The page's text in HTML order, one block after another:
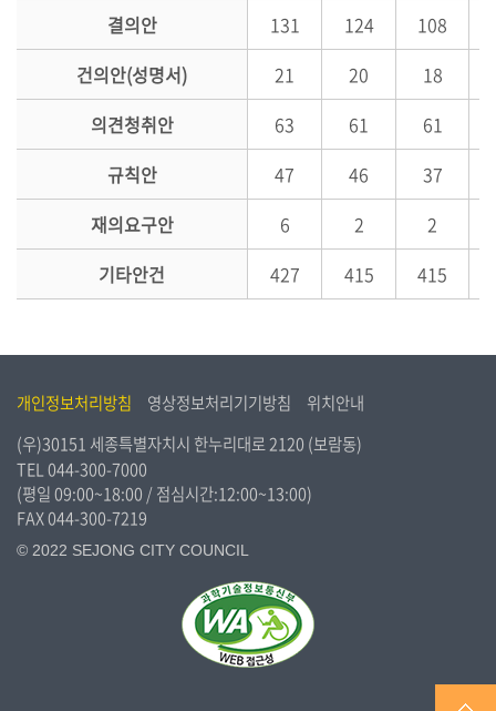
결의안
131 124 108
건의안(성명서)
21 20
18
의견청취안
63 61
61
규칙안
47 46
37
재의요구안
6 2
2
기타안건
427 415 415
개인정보처리방침 영상정보처리기기방침
위치안내
(우)30151 세종특별자치시 한누리대로 2120 (보람동)
TEL044-300-7000
(평일 09:00~18:00 / 점심시간:12:00~13:00)
FAX 044-300-7219
© 2022 SEJONG CITY COUNCIL